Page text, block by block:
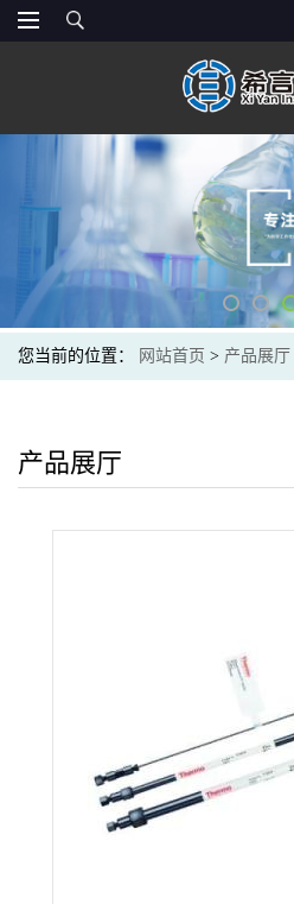
您当前的位置： 网站首页 > 产品展厅
产品展厅